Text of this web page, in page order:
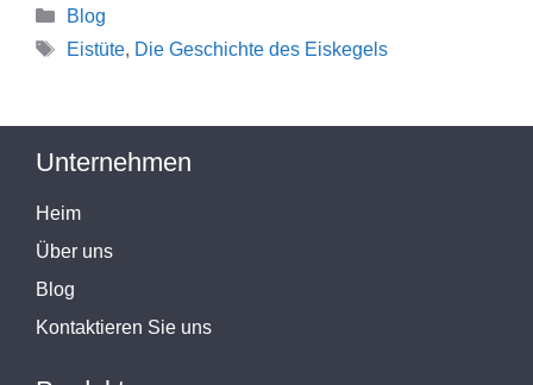
Kategorien
Blog
Stichworte
Eistüte, Die Geschichte des Eiskegels
Unternehmen
Heim
Über uns
Blog
Kontaktieren Sie uns